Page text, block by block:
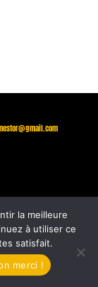
légales
la meilleure
à utiliser ce
satisfait.
merci !